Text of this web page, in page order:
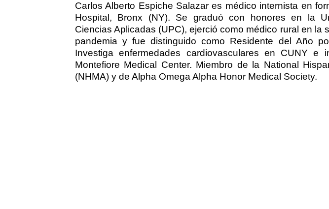
Carlos Alberto Espiche Salazar es médico internista en
Hospital, Bronx (NY). Se graduó con honores en la
Ciencias Aplicadas (UPC), ejerció como médico rural en la
pandemia y fue distinguido como Residente del Año
Investiga enfermedades cardiovasculares en CUNY e
Montefiore Medical Center. Miembro de la National
(NHMA) y de Alpha Omega Alpha Honor Medical Society.